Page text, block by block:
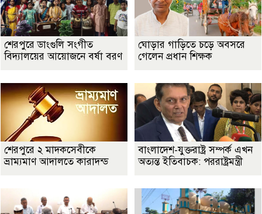
শেরপুরে ডাংগুলি সংগীত
বিদ্যালয়ের আয়োজনে বর্ষা বরণ
ঘোড়ার গাড়িতে চড়ে অবসরে
গেলেন প্রধান শিক্ষক
শেরপুরে ২ মাদকসেবীকে
ভ্রাম্যমাণ আদালতে কারাদন্ড
বাংলাদেশ-যুক্তরাষ্ট্র সম্পর্ক এখন
অত্যন্ত ইতিবাচক: পররাষ্ট্রমন্ত্রী